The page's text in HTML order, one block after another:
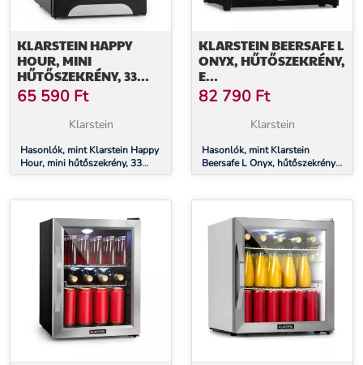
KLARSTEIN HAPPY
HOUR, MINI
HŰTŐSZEKRÉNY, 33
LITER, ZAJMENTES, G
ENERGIAHATÉKONYSÁGI
OSZTÁLY, FEKETE
65 590 Ft
Klarstein
Hasonlók, mint Klarstein Happy
Hour, mini hűtőszekrény, 33
liter, zajmentes, G
fekete dekoratív ajtóval
KLARSTEIN BEERSAFE L
ONYX, HŰTŐSZEKRÉNY,
E
ENERGIAHATÉKONYSÁGI
OSZTÁLY, LED, FÉM
RÁCSOK, ÜVEGAJTÓ,
82 790 Ft
Klarstein
Hasonlók, mint Klarstein
Beersafe L Onyx, hűtőszekrény,
E energiahatékonysági osztály,
fekete